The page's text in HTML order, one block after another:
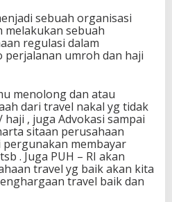
sebuah organisasi
melakukan sebuah
regulasi dalam
perjalanan umroh dan haji
menolong dan atau
dari travel nakal yg tidak
, juga Advokasi sampai
sitaan perusahaan
membayar
. Juga PUH – RI akan
travel yg baik akan kita
travel baik dan